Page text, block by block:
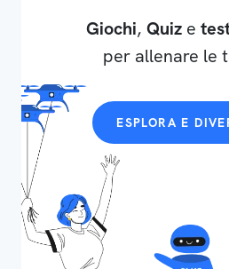
Giochi, Quize
per allenare le
ESPLORA E